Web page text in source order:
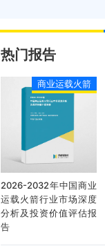
热门报告
商业运载火箭
2026-2032年中国商业
运载火箭行业市场深度
分析及投资价值评估报
告